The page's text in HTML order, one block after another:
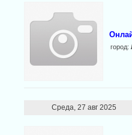
город:
Среда, 27 авг 2025